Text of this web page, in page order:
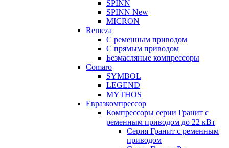
SPINN
SPINN New
MICRON
Remeza
С ременным приводом
С прямым приводом
Безмасляные компрессоры
Comaro
SYMBOL
LEGEND
MYTHOS
Евразкомпрессор
Компрессоры серии Гранит с
ременным приводом до 22 кВт
Серия Гранит с ременным
приводом